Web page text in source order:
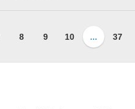
8 9 10 ... 37